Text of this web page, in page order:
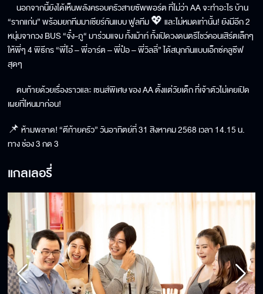
นอกจากนี้ยังได้เห็นพลังครอบครัวสายซัพพอร์ต ที่ไม่ว่า AA จะทำอะไร บ้าน
“รากแก่น” พร้อมยกทีมมาเชียร์กันแบบ ฟูลทีม 💖 และไม่หมดเท่านั้น! ยังมีอีก 2
หนุ่มจากวง BUS “จั๋ง-ภู“ มาร่วมแจม ทั้งเม้าท์ ทั้งเปิดวงดนตรีโชว์คอนเสิร์ตเล็กๆ
ให้พี่ๆ 4 พิธีกร “พี่โอ๋ – พี่อาร์ต – พี่ป๋อ – พี่วิลลี่” ได้สนุกกันแบบเอ็กซ์คลูซีฟ
สุดๆ
ตบท้ายด้วยเรื่องราวและ เซนส์พิเศษ ของ AA ตั้งแต่วัยเด็ก ที่เจ้าตัวไม่เคยเปิด
เผยที่ไหนมาก่อน!
📌 ห้ามพลาด! “ตีท้ายครัว” วันอาทิตย์ที่ 31 สิงหาคม 2568 เวลา 14.15 น.
ทาง ช่อง 3 กด 3
แกลเลอรี่